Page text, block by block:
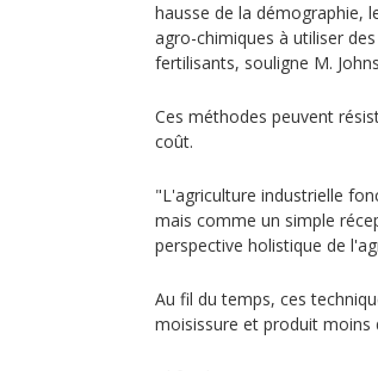
hausse de la démographie,
agro-chimiques à utiliser
fertilisants, souligne M.
Ces méthodes peuvent
coût.
"L'agriculture industrielle
mais comme un simple
perspective holistique de
Au fil du temps, ces
moisissure et produit moins